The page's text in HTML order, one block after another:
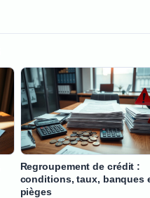
Regroupement de crédit :
conditions, taux, banques
pièges